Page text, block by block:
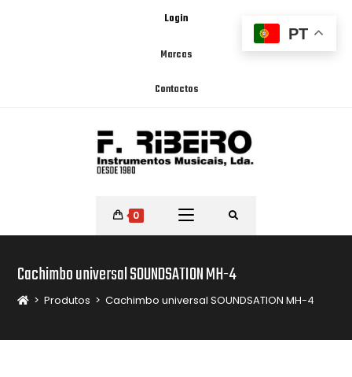
Login
Marcas
Contactos
0
Cachimbo universal SOUNDSATION MH-4
> Produtos > Cachimbo universal SOUNDSATION MH-4
PT